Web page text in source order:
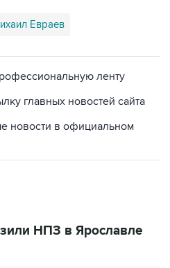
Евраев
ленту
главных новостей сайта
новости в официальном
НПЗ в Ярославле